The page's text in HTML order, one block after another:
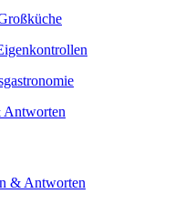
Antworten
& Antworten